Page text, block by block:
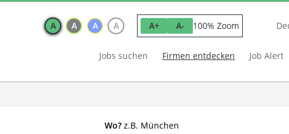
A A A A A+ A- 100% Zoom
Jobs suchen Firmen entdecken Job Alert
Wo? z.B. München